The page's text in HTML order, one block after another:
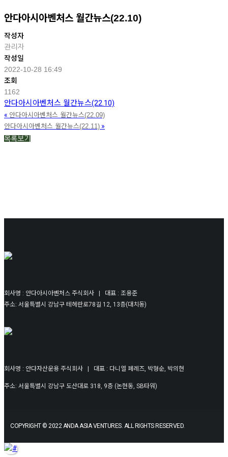
안다아시아벤처스 월간뉴스(22.10)
작성자
관리자
작성일
2022-10-28 16:49
조회
1162
안다아시아벤처스 월간뉴스(22.10)
« 안다아시아벤처스 월간뉴스(22.09)
안다아시아벤처스 월간뉴스(22.11) »
목록보기
회사명 : 안다아시아벤처스 주식회사 | 대표 : 조용준
주소: 서울특별시 강남구 테헤란로78길 12, 13층(대치동)
회사명 : 안다자산운용 주식회사 | 대표 : 다니엘 페레즈, 박형순, 박의현
주소: 서울특별시 강남구 도산대로 318, 9층 (논현동, SB타워)
COPYRIGHT © 2022 ANDA ASIA VENTURES. ALL RIGHTS RESERVED.